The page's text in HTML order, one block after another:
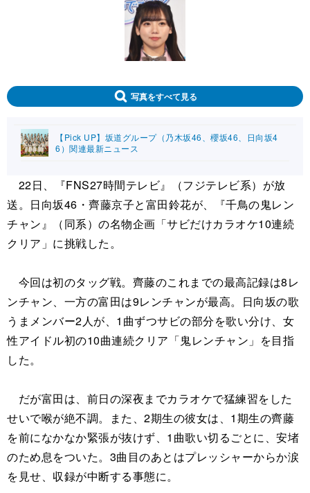
写真をすべて見る
【Pick UP】坂道グループ（乃木坂46、櫻坂46、日向坂4
6）関連最新ニュース
22日、『FNS27時間テレビ』（フジテレビ系）が放
送。日向坂46・齊藤京子と富田鈴花が、『千鳥の鬼レン
チャン』（同系）の名物企画「サビだけカラオケ10連続
クリア」に挑戦した。
今回は初のタッグ戦。齊藤のこれまでの最高記録は8レ
ンチャン、一方の富田は9レンチャンが最高。日向坂の歌
うまメンバー2人が、1曲ずつサビの部分を歌い分け、女
性アイドル初の10曲連続クリア「鬼レンチャン」を目指
した。
だが富田は、前日の深夜までカラオケで猛練習をした
せいで喉が絶不調。また、2期生の彼女は、1期生の齊藤
を前になかなか緊張が抜けず、1曲歌い切るごとに、安堵
のため息をついた。3曲目のあとはプレッシャーからか涙
を見せ、収録が中断する事態に。